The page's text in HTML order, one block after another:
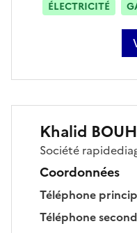
ÉLECTRICITÉ
Khalid
Société
Coordonnées
Téléphone
Téléphone